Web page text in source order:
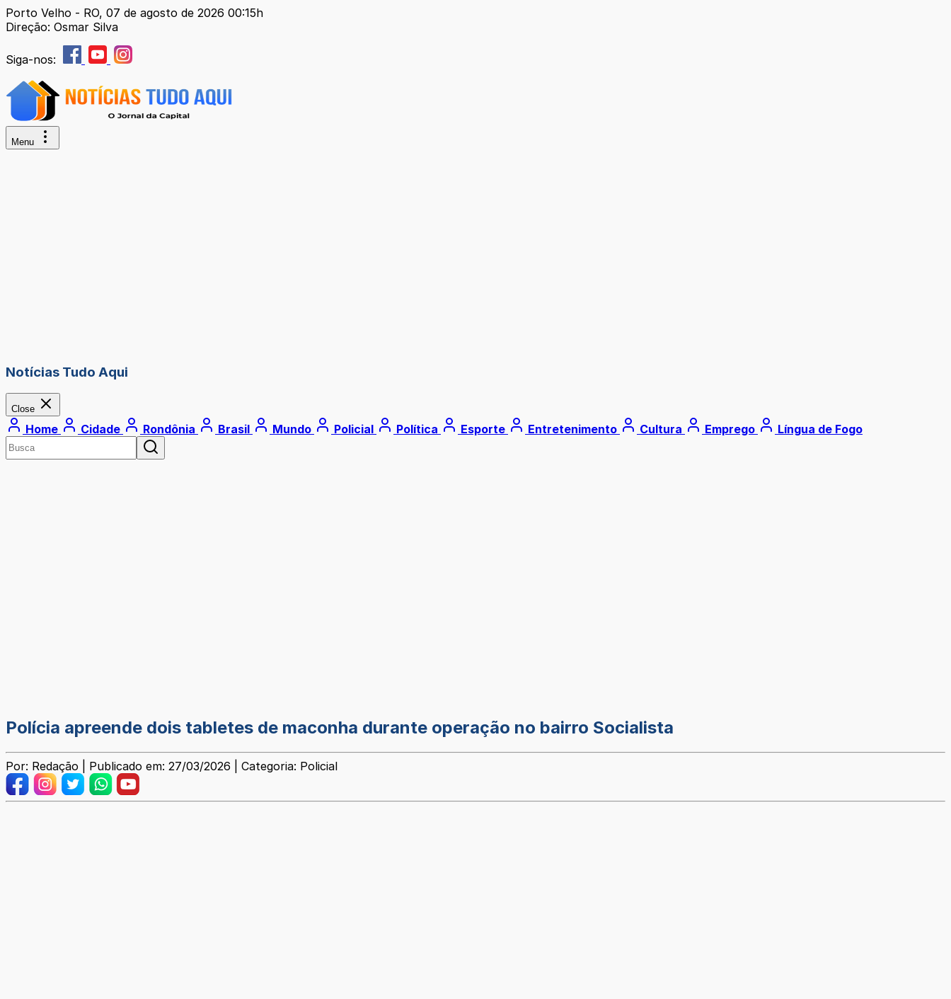
Porto Velho - RO, 07 de agosto de 2026 00:15h
Direção: Osmar Silva
Siga-nos:
Menu
Notícias Tudo Aqui
Close
Home Cidade Rondônia Brasil Mundo Policial Política Esporte Entretenimento Cultura Emprego Língua de Fogo
Polícia apreende dois tabletes de maconha durante operação no bairro Socialista
Por: Redação | Publicado em: 27/03/2026 | Categoria: Policial